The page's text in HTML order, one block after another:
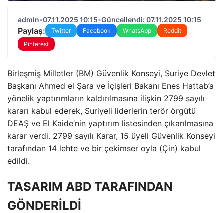
admin•07.11.2025 10:15•Güncellendi: 07.11.2025 10:15
Paylaş: Twitter Facebook WhatsApp
Reddit
Pinterest
Birleşmiş Milletler (BM) Güvenlik Konseyi, Suriye Devlet
Başkanı Ahmed el Şara ve İçişleri Bakanı Enes Hattab’a
yönelik yaptırımların kaldırılmasına ilişkin 2799 sayılı
kararı kabul ederek, Suriyeli liderlerin terör örgütü
DEAŞ ve El Kaide’nin yaptırım listesinden çıkarılmasına
karar verdi. 2799 sayılı Karar, 15 üyeli Güvenlik Konseyi
tarafından 14 lehte ve bir çekimser oyla (Çin) kabul
edildi.
TASARIM ABD TARAFINDAN
GÖNDERİLDİ